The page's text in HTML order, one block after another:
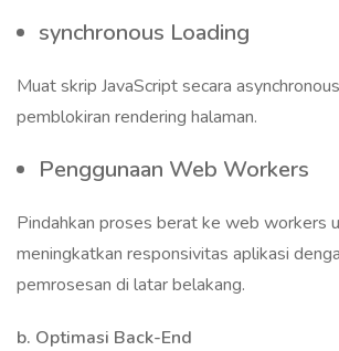
synchronous Loading
Muat skrip JavaScript secara
pemblokiran rendering halaman.
Penggunaan Web Workers
Pindahkan proses berat ke web workers
meningkatkan responsivitas aplikasi
pemrosesan di latar belakang.
b. Optimasi Back-End